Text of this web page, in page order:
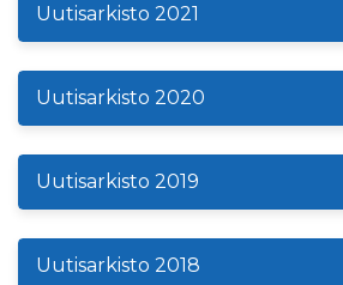
Uutisarkisto 2021
Uutisarkisto 2020
Uutisarkisto 2019
Uutisarkisto 2018